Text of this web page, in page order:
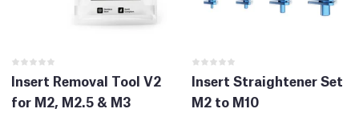
Insert Removal Tool V2
for M2, M2.5 & M3
Insert Straightener Set
M2 to M10